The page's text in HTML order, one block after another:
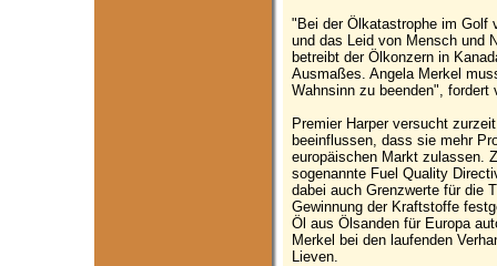
"Bei der Ölkatastrophe im Golf
und das Leid von Mensch und
betreibt der Ölkonzern in
Ausmaßes. Angela Merkel
Wahnsinn zu beenden", fordert
Premier Harper versucht
beeinflussen, dass sie mehr
europäischen Markt zulassen.
sogenannte Fuel Quality
dabei auch Grenzwerte für die
Gewinnung der Kraftstoffe
Öl aus Ölsanden für Europa
Merkel bei den laufenden
Lieven.